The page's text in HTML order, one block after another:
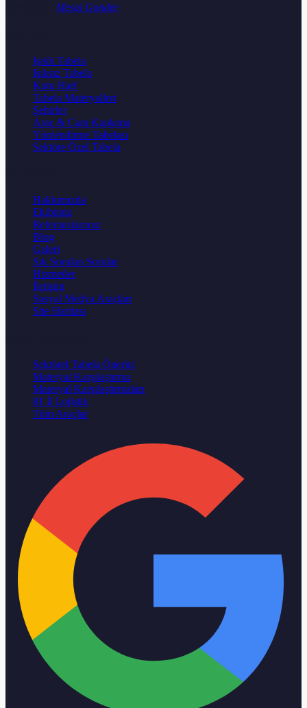
Mesaj Gonder
Işıklı Tabela
Işıksız Tabela
Kutu Harf
Tabela Materyalleri
Şehirler
Araç & Cam Kaplama
Yönlendirme Tabelası
Sektöre Özel Tabela
Hakkımızda
Ekibimiz
Referanslarımız
Blog
Galeri
Sık Sorulan Sorular
Hizmetler
İletişim
Sosyal Medya Araçları
Site Haritası
Sektörel Tabela Önerici
Materyal Karşılaştırma
Materyal Karşılaştırmaları
81 İl Lojistik
Tüm Araçlar